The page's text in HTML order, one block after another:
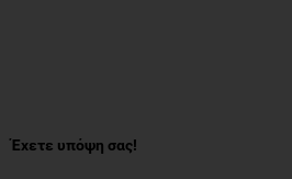
Έχετε υπόψη σας!